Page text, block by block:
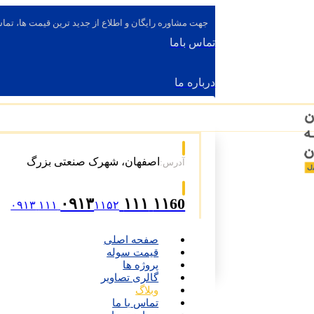
جهت مشاوره رایگان و اطلاع از جدید ترین قیمت ها،
تماس باما
درباره ما
آدرس: اصفهان، شهرک صنعتی بزرگ
۱۱60 ۱۱۱ ۰۹۱۳ ۱۱۵۲ ۱۱۱ ۰۹۱۳
صفحه اصلی
قیمت سوله
پروژه ها
گالری تصاویر
وبلاگ
تماس با ما